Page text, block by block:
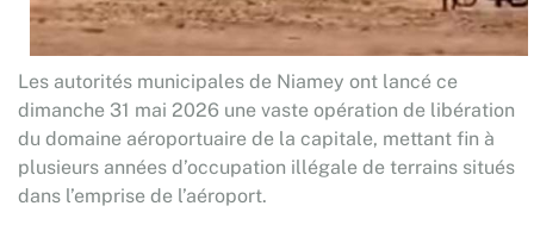
Les autorités municipales de Niamey ont lancé ce
dimanche 31 mai 2026 une vaste opération de libération
du domaine aéroportuaire de la capitale, mettant fin à
plusieurs années d’occupation illégale de terrains situés
dans l’emprise de l’aéroport.